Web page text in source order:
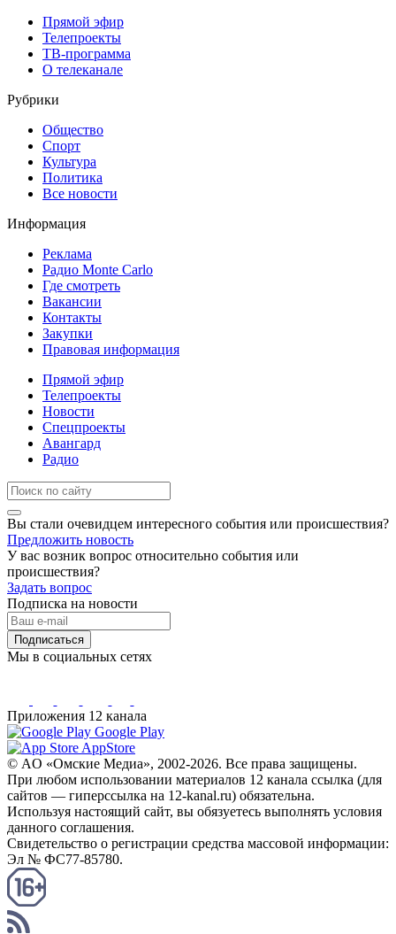
Прямой эфир
Телепроекты
ТВ-программа
О телеканале
Рубрики
Общество
Спорт
Культура
Политика
Все новости
Информация
Реклама
Радио Monte Carlo
Где смотреть
Вакансии
Контакты
Закупки
Правовая информация
Прямой эфир
Телепроекты
Новости
Спецпроекты
Авангард
Радио
Вы стали очевидцем интересного события или происшествия?
Предложить новость
У вас возник вопрос относительно события или
происшествия?
Задать вопрос
Подписка на новости
Подписаться
Мы в социальных сетях
Приложения 12 канала
Google Play
AppStore
© AO «Омские Медиа», 2002-2026. Все права защищены.
При любом использовании материалов 12 канала ссылка (для
сайтов — гиперссылка на 12-kanal.ru) обязательна.
Используя настоящий сайт, вы обязуетесь выполнять условия
данного соглашения.
Свидетельство о регистрации средства массовой информации:
Эл № ФС77-85780.